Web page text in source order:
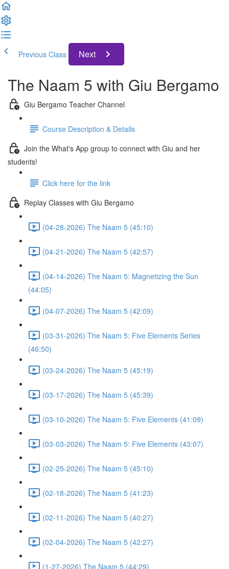
Previous Class Next
The Naam 5 with Giu Bergamo
Giu Bergamo Teacher Channel
Course Description & Details
Join the What's App group to connect with Giu and her
students!
Click here for the link
Replay Classes with Giu Bergamo
(04-28-2026) The Naam 5 (45:10)
(04-21-2026) The Naam 5 (42:57)
(04-14-2026) The Naam 5: Magnetizing the Sun
(44:05)
(04-07-2026) The Naam 5 (42:09)
(03-31-2026) The Naam 5: Five Elements Series
(46:50)
(03-24-2026) The Naam 5 (45:19)
(03-17-2026) The Naam 5 (45:39)
(03-10-2026) The Naam 5: Five Elements (41:09)
(03-03-2026) The Naam 5: Five Elements (43:07)
(02-25-2026) The Naam 5 (45:10)
(02-18-2026) The Naam 5 (41:23)
(02-11-2026) The Naam 5 (40:27)
(02-04-2026) The Naam 5 (42:27)
(1-27-2026) The Naam 5 (44:29)